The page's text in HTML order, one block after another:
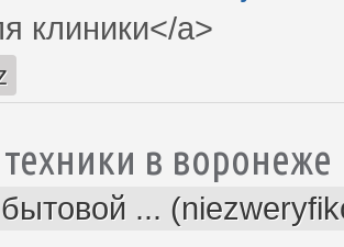
клиники</a>
в воронеже
...